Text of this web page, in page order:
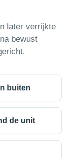
later verrijkte
bewust
buiten
de unit